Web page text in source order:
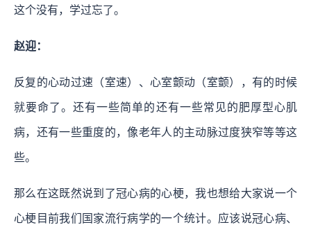
这个没有，学过忘了。
赵迎：
反复的心动过速（室速）、心室颤动（室颤），有的时候
就要命了。还有一些简单的还有一些常见的肥厚型心肌
病，还有一些重度的，像老年人的主动脉过度狭窄等等这
些。
那么在这既然说到了冠心病的心梗，我也想给大家说一个
心梗目前我们国家流行病学的一个统计。应该说冠心病、